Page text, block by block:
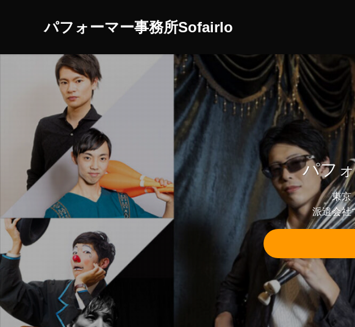
パフォーマー事務所Sofairlo
パフ
東京
派遣会社